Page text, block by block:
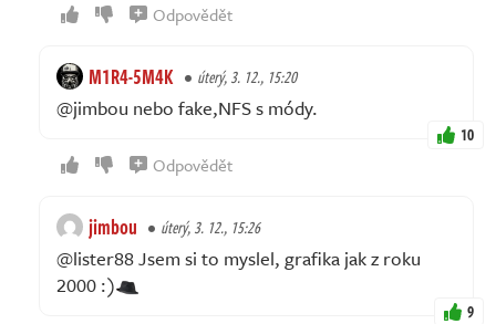
Odpovědět
M1R4-5M4K úterý, 3. 12., 15:20
@jimbou nebo fake,NFS s módy.
10
Odpovědět
jimbou úterý, 3. 12., 15:26
@lister88 Jsem si to myslel, grafika jak z roku
2000 :)
9